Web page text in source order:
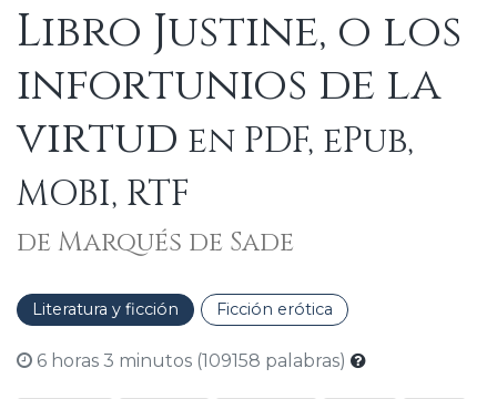
Libro Justine, o los
infortunios de la
virtud en PDF, ePub,
MOBI, RTF
de Marqués de Sade
Literatura y ficción Ficción erótica
6 horas 3 minutos (109158 palabras)